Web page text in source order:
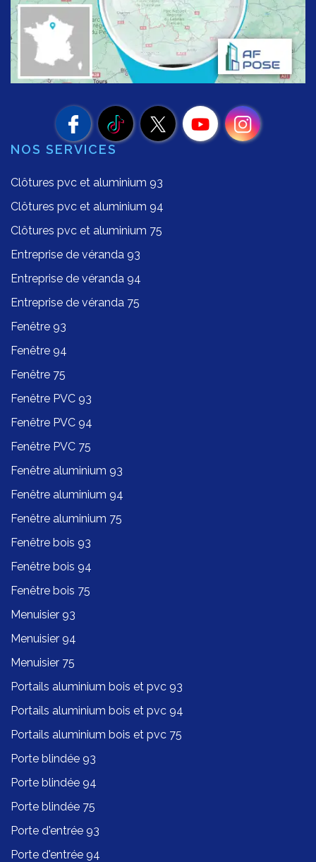
NOS SERVICES
Clôtures pvc et aluminium 93
Clôtures pvc et aluminium 94
Clôtures pvc et aluminium 75
Entreprise de véranda 93
Entreprise de véranda 94
Entreprise de véranda 75
Fenêtre 93
Fenêtre 94
Fenêtre 75
Fenêtre PVC 93
Fenêtre PVC 94
Fenêtre PVC 75
Fenêtre aluminium 93
Fenêtre aluminium 94
Fenêtre aluminium 75
Fenêtre bois 93
Fenêtre bois 94
Fenêtre bois 75
Menuisier 93
Menuisier 94
Menuisier 75
Portails aluminium bois et pvc 93
Portails aluminium bois et pvc 94
Portails aluminium bois et pvc 75
Porte blindée 93
Porte blindée 94
Porte blindée 75
Porte d'entrée 93
Porte d'entrée 94